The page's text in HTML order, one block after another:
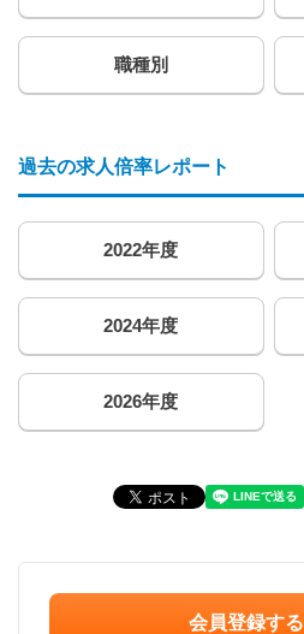
職種別
過去の求人倍率レポート
2022年度
2024年度
2026年度
会員登録する